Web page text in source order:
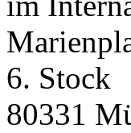
6. Stock
80331